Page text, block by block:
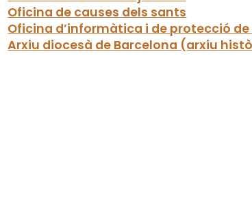
Oficina de causes dels sants
Oficina d’informàtica i de protecció de
Arxiu diocesà de Barcelona (arxiu